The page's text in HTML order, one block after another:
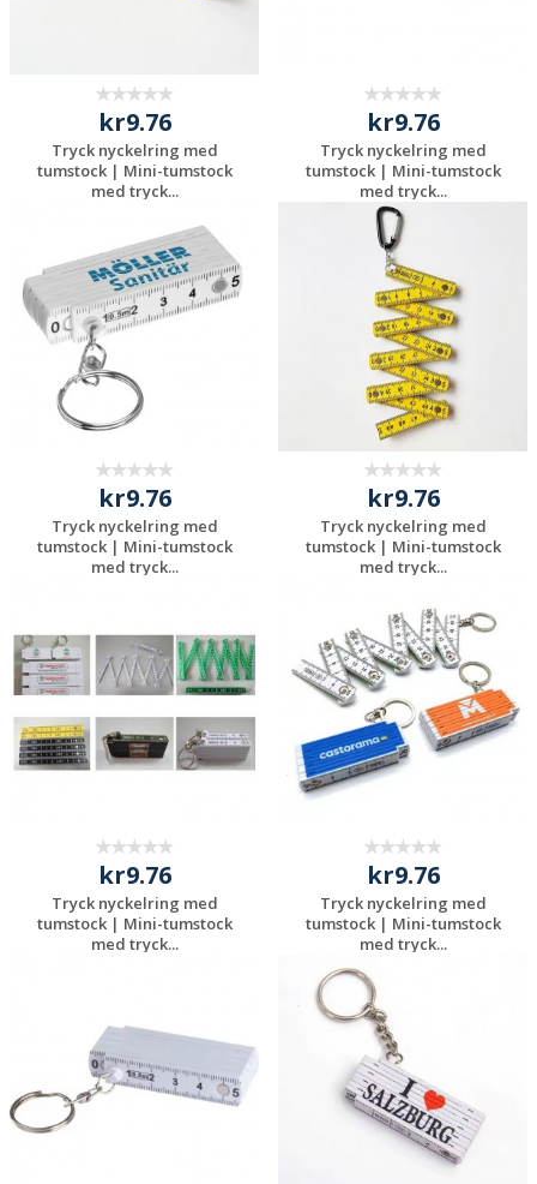
kr9.76
Tryck nyckelring med
tumstock | Mini-tumstock
med tryck...
kostnadsfri offert
kr9.76
Tryck nyckelring med
tumstock | Mini-tumstock
med tryck...
Begär en
kostnadsfri offert
kr9.76
Tryck nyckelring med
tumstock | Mini-tumstock
med tryck...
kr9.76
Tryck nyckelring med
tumstock | Mini-tumstock
med tryck...
Begär en
kostnadsfri offert
kr9.76
Tryck nyckelring med
tumstock | Mini-tumstock
med tryck...
kr9.76
Tryck nyckelring med
tumstock | Mini-tumstock
med tryck...
Begär en
kostnadsfri offert